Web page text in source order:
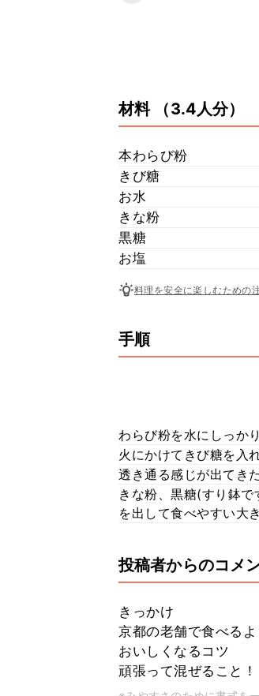
材料 （3.4人分）
本わらび粉
きび糖
お水
きな粉
黒糖
お塩
料理を安全に楽しむための
手順
わらび粉を水にしっか
火にかけてきび糖を入
透き通る感じが出てき
きな粉、黒糖(すり鉢
を出して食べやすい大
投稿者からのコメ
きっかけ
京都の老舗で食べる
おいしくなるコツ
頑張って混ぜること！